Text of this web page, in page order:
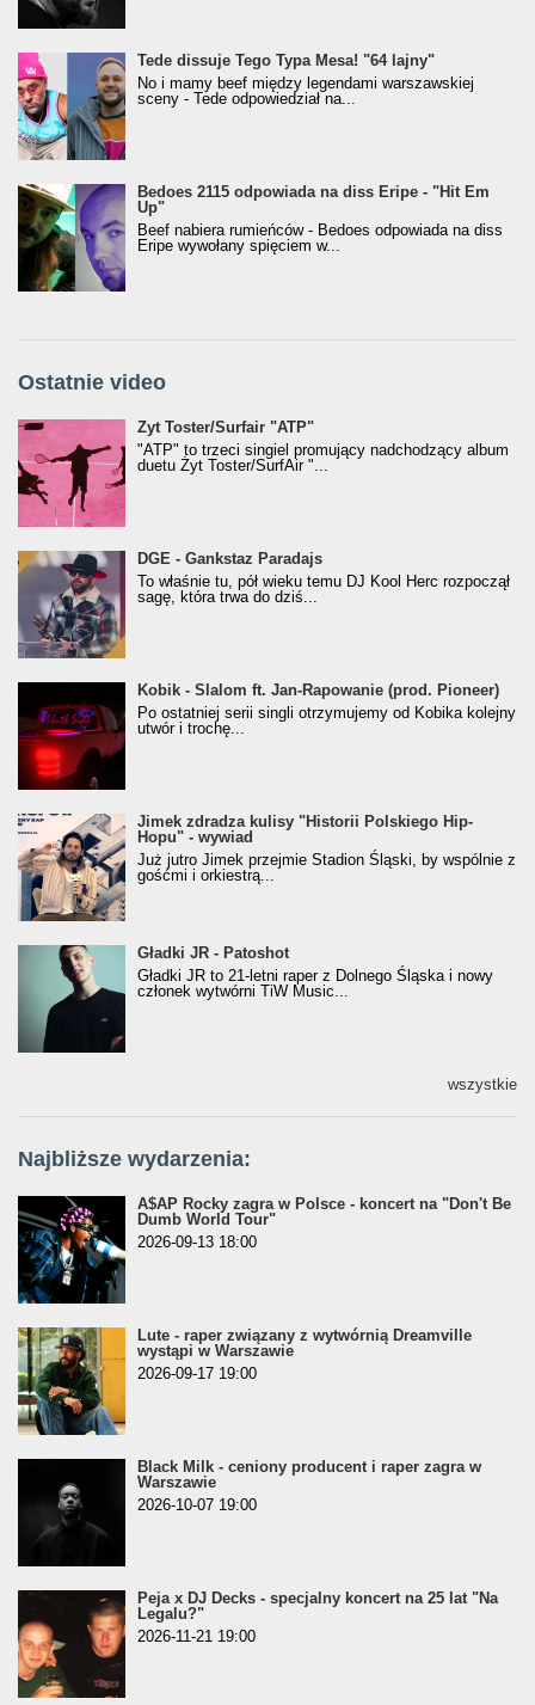
Tede dissuje Tego Typa Mesa! "64 lajny"
No i mamy beef między legendami warszawskiej
sceny - Tede odpowiedział na...
Bedoes 2115 odpowiada na diss Eripe - "Hit Em
Up"
Beef nabiera rumieńców - Bedoes odpowiada na diss
Eripe wywołany spięciem w...
Ostatnie video
Żyt Toster/SurfAir - ATP VIDEO
Żyt Toster/Surfair "ATP"
"ATP" to trzeci singiel promujący nadchodzący album
duetu Żyt Toster/SurfAir "...
donGURALesko z nagrodą za
Klasyczny/Trueschoolowy Album Roku
(Popkillery 2023)
DGE - Gankstaz Paradajs
To właśnie tu, pół wieku temu DJ Kool Herc rozpoczął
sagę, która trwa do dziś...
Kobik - Slalom ft. Jan-Rapowanie (prod. Pioneer)
[Official Music Visualiser]
Kobik - Slalom ft. Jan-Rapowanie (prod. Pioneer)
Po ostatniej serii singli otrzymujemy od Kobika kolejny
utwór i trochę...
Jimek zdradza kulisy "Historii Polskiego Hip-
Hopu" - wywiad
Jimek zdradza kulisy "Historii Polskiego Hip-
Hopu" - wywiad
Już jutro Jimek przejmie Stadion Śląski, by wspólnie z
gośćmi i orkiestrą...
Gładki JR - Patoshot
Gładki JR - Patoshot
Gładki JR to 21-letni raper z Dolnego Śląska i nowy
członek wytwórni TiW Music...
wszystkie
Najbliższe wydarzenia:
A$AP Rocky zagra w Polsce - koncert na "Don't Be
Dumb World Tour"
2026-09-13 18:00
Lute - raper związany z wytwórnią Dreamville
wystąpi w Warszawie
2026-09-17 19:00
Black Milk - ceniony producent i raper zagra w
Warszawie
2026-10-07 19:00
Peja x DJ Decks - specjalny koncert na 25 lat "Na
Legalu?"
2026-11-21 19:00